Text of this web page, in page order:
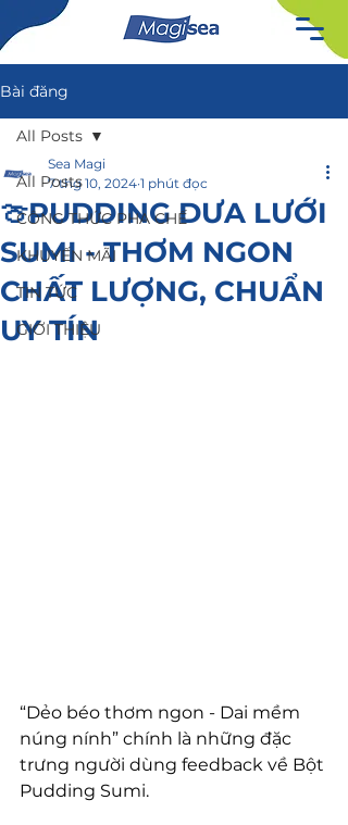
Bài đăng
All Posts
CÔNG THỨC PHA CHẾ
KHUYẾN MÃI
TIN TỨC
GIỚI THIỆU
All Posts
🍈PUDDING DƯA LƯỚI
SUMI - THƠM NGON
CHẤT LƯỢNG, CHUẨN
UY TÍN
Sea Magi
7 thg 10, 2024 1 phút đọc
“Dẻo béo thơm ngon - Dai mềm
núng nính” chính là những đặc
trưng người dùng feedback về Bột
Pudding Sumi.